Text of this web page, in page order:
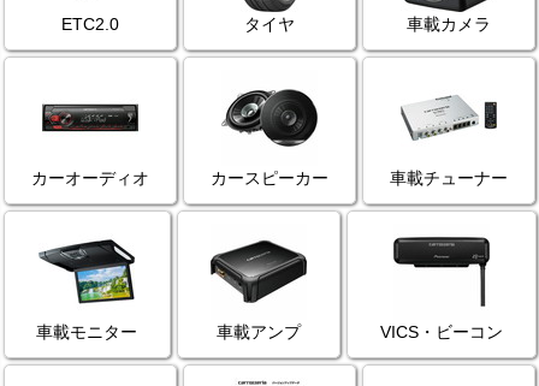
ETC2.0 タイヤ 車載カメラ
カーオーディオ カースピーカー 車載チューナー
車載モニター 車載アンプ VICS・ビーコン